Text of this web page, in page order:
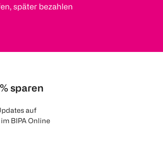
später bezahlen
sparen
auf
BIPA Online